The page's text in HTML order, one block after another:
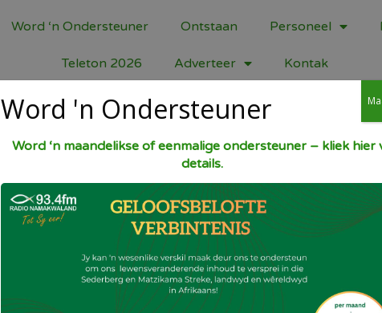
Word ‘n Ondersteuner Ontstaan Personeel
Teleton 2026 Adverteer Kontak
1½ kop opgekookte pampoen.1 Eetl
Groot plaaseiers.1 Kop neutmeel og
sout.As jy neutmeel gebruik moet jy 1 tel
kaneel na smaak.Olie van jou keuse om
braai baie lekker. Ekstra sout bedien dit
elkeen.En heel laaste kaneelsuiker
Word 'n Ondersteuner
Word ‘n maandelikse of eenmalige ondersteuner – kliek hier
details.